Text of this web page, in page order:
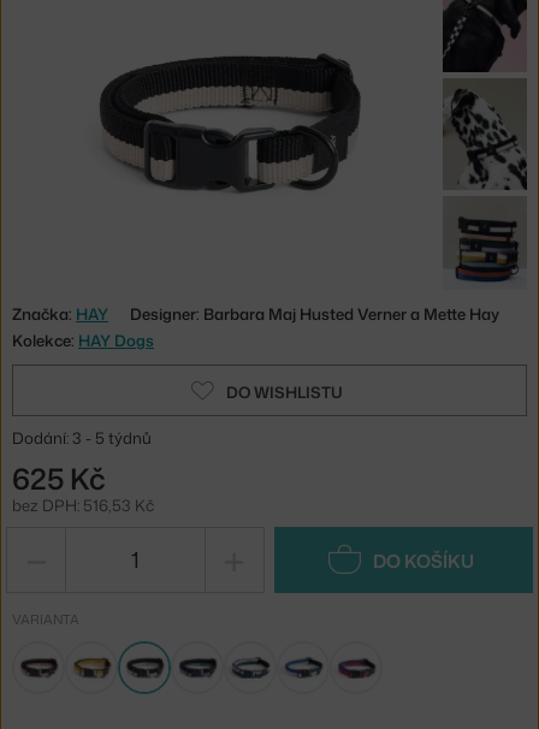
Značka: HAY
Designer: Barbara Maj Husted Verner a Mette Hay
Kolekce: HAY Dogs
DO WISHLISTU
Dodání: 3 - 5 týdnů
625 Kč
bez DPH: 516,53 Kč
DO KOŠÍKU
VARIANTA